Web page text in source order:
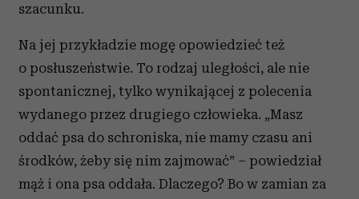
szacunku.
Na jej przykładzie mogę opowiedzieć też
o posłuszeństwie. To rodzaj uległości, ale nie
spontanicznej, tylko wynikającej z polecenia
wydanego przez drugiego człowieka. „Masz
oddać psa do schroniska, nie mamy czasu ani
środków, żeby się nim zajmować” – powiedział
mąż i ona psa oddała. Dlaczego? Bo w zamian za